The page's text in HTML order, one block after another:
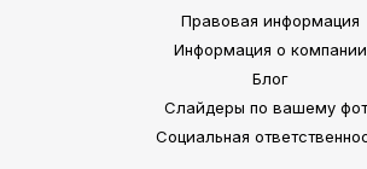
Правовая информация
Информация о компании
Блог
Слайдеры по вашему
Социальная